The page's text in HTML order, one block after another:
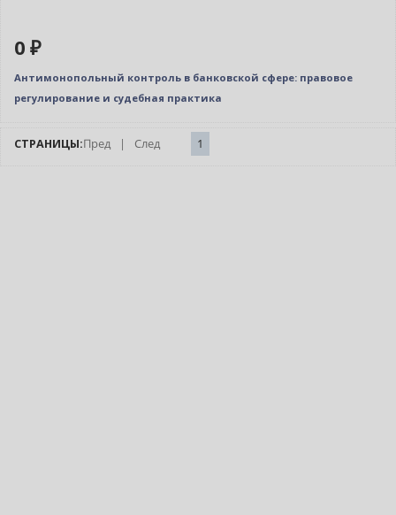
0 ₽
Антимонопольный контроль в банковской сфере: правовое
регулирование и судебная практика
СТРАНИЦЫ:Пред | След 1